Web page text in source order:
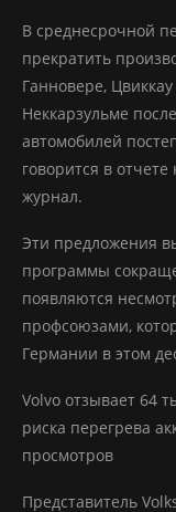
В среднесрочной
прекратить
Ганновере,
Неккарзульме
автомобилей
говорится в
журнал.
Эти предложения
программы
появляются
профсоюзами,
Германии в этом
Volvo отзывает 64
риска перегрева
просмотров
Представитель